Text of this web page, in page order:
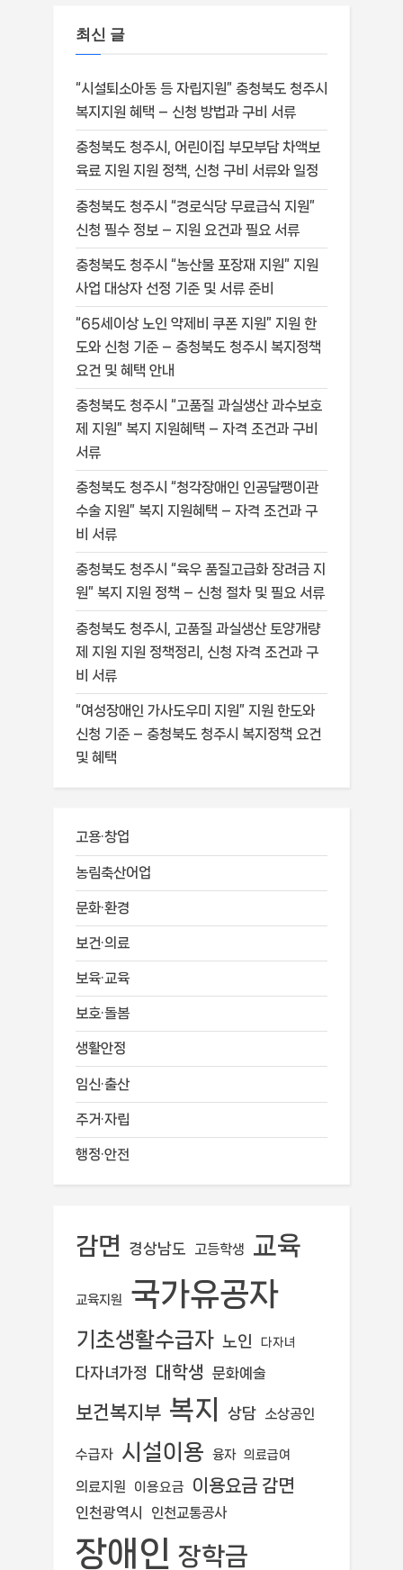
최신 글
“시설퇴소아동 등 자립지원” 충청북도 청주시
복지지원 혜택 – 신청 방법과 구비 서류
충청북도 청주시, 어린이집 부모부담 차액보
육료 지원 지원 정책, 신청 구비 서류와 일정
충청북도 청주시 “경로식당 무료급식 지원”
신청 필수 정보 – 지원 요건과 필요 서류
충청북도 청주시 “농산물 포장재 지원” 지원
사업 대상자 선정 기준 및 서류 준비
“65세이상 노인 약제비 쿠폰 지원” 지원 한
도와 신청 기준 – 충청북도 청주시 복지정책
요건 및 혜택 안내
충청북도 청주시 “고품질 과실생산 과수보호
제 지원” 복지 지원혜택 – 자격 조건과 구비
서류
충청북도 청주시 “청각장애인 인공달팽이관
수술 지원” 복지 지원혜택 – 자격 조건과 구
비 서류
충청북도 청주시 “육우 품질고급화 장려금 지
원” 복지 지원 정책 – 신청 절차 및 필요 서류
충청북도 청주시, 고품질 과실생산 토양개량
제 지원 지원 정책정리, 신청 자격 조건과 구
비 서류
“여성장애인 가사도우미 지원” 지원 한도와
신청 기준 – 충청북도 청주시 복지정책 요건
및 혜택
고용·창업
농림축산어업
문화·환경
보건·의료
보육·교육
보호·돌봄
생활안정
임신·출산
주거·자립
행정·안전
감면 경상남도 고등학생 교육
교육지원 국가유공자
기초생활수급자 노인 다자녀
다자녀가정 대학생 문화예술
보건복지부 복지 상담 소상공인
수급자 시설이용 융자 의료급여
의료지원 이용요금 이용요금 감면
인천광역시 인천교통공사
장애인 장학금